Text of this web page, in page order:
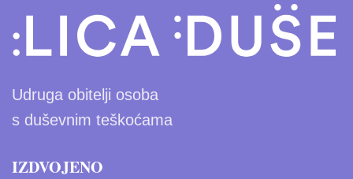
Udruga obitelji osoba
s duševnim teškoćama
IZDVOJENO